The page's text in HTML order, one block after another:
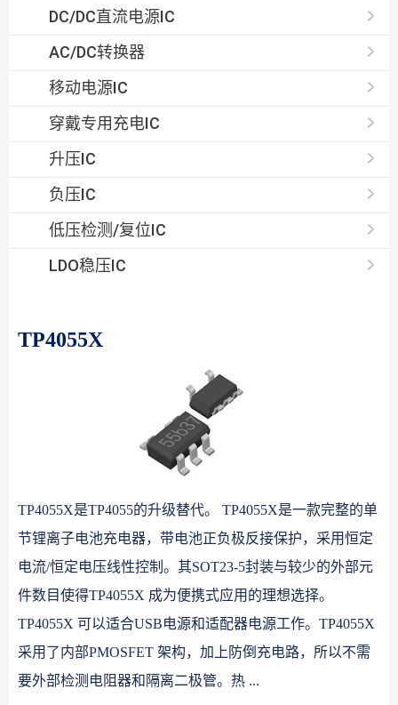
DC/DC直流电源IC
AC/DC转换器
移动电源IC
穿戴专用充电IC
升压IC
负压IC
低压检测/复位IC
LDO稳压IC
TP4055X
TP4055X是TP4055的升级替代。 TP4055X是一款完整的单
节锂离子电池充电器，带电池正负极反接保护，采用恒定
电流/恒定电压线性控制。其SOT23-5封装与较少的外部元
件数目使得TP4055X 成为便携式应用的理想选择。
TP4055X 可以适合USB电源和适配器电源工作。TP4055X
采用了内部PMOSFET 架构，加上防倒充电路，所以不需
要外部检测电阻器和隔离二极管。热 ...